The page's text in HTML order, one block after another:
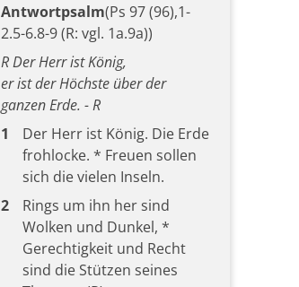
Antwortpsalm(Ps 97 (96),1-
2.5-6.8-9 (R: vgl. 1a.9a))
R Der Herr ist König,
er ist der Höchste über der
ganzen Erde. - R
1
Der Herr ist König. Die Erde
frohlocke. * Freuen sollen
sich die vielen Inseln.
2
Rings um ihn her sind
Wolken und Dunkel, *
Gerechtigkeit und Recht
sind die Stützen seines